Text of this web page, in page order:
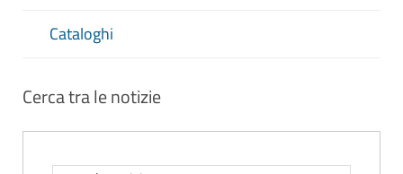
Cataloghi
Cerca tra le notizie